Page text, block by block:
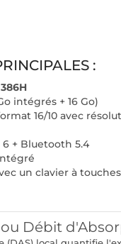
:
intégrés + 16 Go)
16/10 avec
+ Bluetooth 5.4
un clavier à
Débit